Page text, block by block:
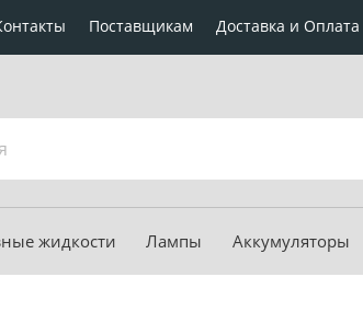
Поставщикам Доставка и Оплата
жидкости Лампы Аккумуляторы